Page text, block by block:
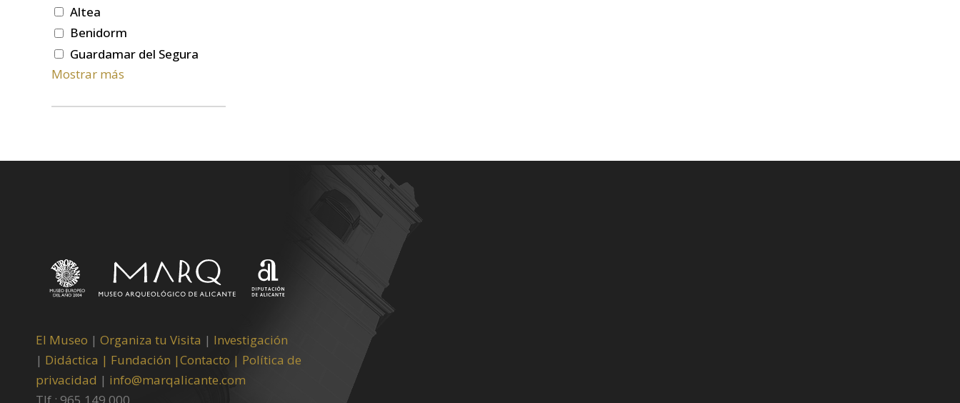
Altea
Benidorm
Guardamar del Segura
Mostrar más
El Museo | Organiza tu Visita | Investigación
| Didáctica | Fundación |Contacto | Política de
privacidad | info@marqalicante.com
Tlf.: 965 149 000